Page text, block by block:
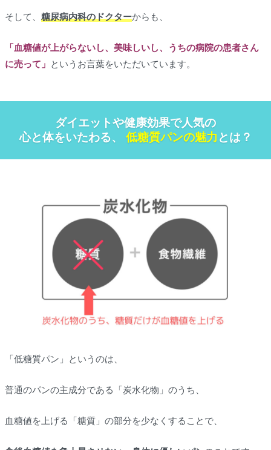
そして、 糖尿病内科のドクターからも、
「血糖値が上がらないし、美味しいし、うちの病院の患者さん
に売って」 というお言葉をいただいています。
ダイエットや健康効果で人気の
心と体をいたわる、 低糖質パンの魅力 とは？
「低糖質パン」というのは、
普通のパンの主成分である「炭水化物」のうち、
血糖値を上げる「糖質」の部分を少なくすることで、